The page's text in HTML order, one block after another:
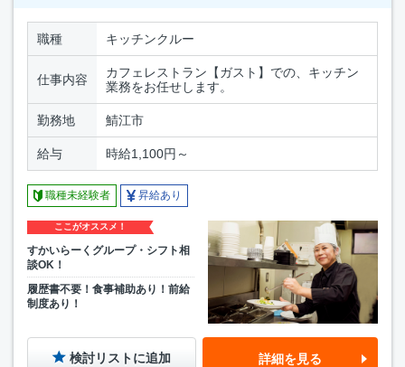
職種 キッチンクルー
仕事内容
カフェレストラン【ガスト】での、キッチン
業務をお任せします。
勤務地 鯖江市
給与 時給1,100円～
職種未経験者 昇給あり
ここがオススメ！
すかいらーくグループ・シフト相
談OK！
履歴書不要！食事補助あり！前給
制度あり！
検討リストに追加 詳細を見る